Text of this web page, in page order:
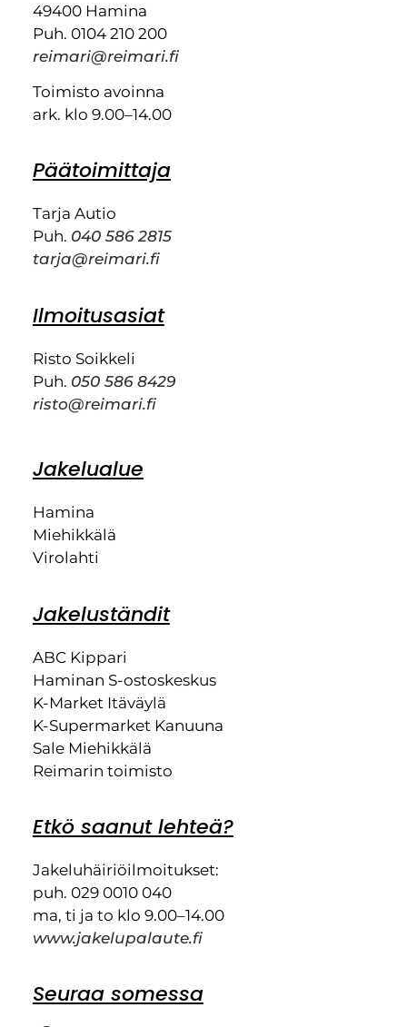
49400 Hamina
Puh. 0104 210 200
reimari@reimari.fi
Toimisto avoinna
ark. klo 9.00–14.00
Päätoimittaja
Tarja Autio
Puh. 040 586 2815
tarja@reimari.fi
Ilmoitusasiat
Risto Soikkeli
Puh. 050 586 8429
risto@reimari.fi
Jakelualue
Hamina
Miehikkälä
Virolahti
Jakeluständit
ABC Kippari
Haminan S-ostoskeskus
K-Market Itäväylä
K-Supermarket Kanuuna
Sale Miehikkälä
Reimarin toimisto
Etkö saanut lehteä?
Jakeluhäiriöilmoitukset:
puh. 029 0010 040
ma, ti ja to klo 9.00–14.00
www.jakelupalaute.fi
Seuraa somessa